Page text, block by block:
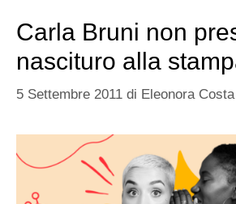
Carla Bruni non
nascituro alla
5 Settembre 2011 di Eleonora Costa